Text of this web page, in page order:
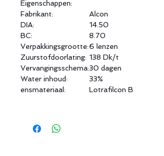
Eigenschappen:
Fabrikant:
Alcon
DIA:
14.50
BC:
8.70
Verpakkingsgrootte:6 lenzen
Zuurstofdoorlating: 138 Dk/t
Vervangingsschema:30 dagen
Water inhoud:
33%
ensmateriaal:
Lotrafilcon B